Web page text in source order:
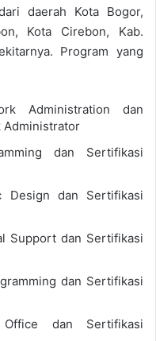
daerah Kota Bogor,
Kota Cirebon, Kab.
Program yang
Administration dan
dan Sertifikasi
Design dan Sertifikasi
Support dan Sertifikasi
dan Sertifikasi
Office dan Sertifikasi